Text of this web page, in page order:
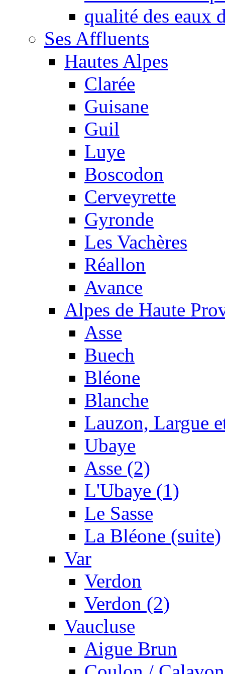
qualité des eaux
Ses Affluents
Hautes Alpes
Clarée
Guisane
Guil
Luye
Boscodon
Cerveyrette
Gyronde
Les Vachères
Réallon
Avance
Alpes de Haute
Asse
Buech
Bléone
Blanche
Lauzon, Largue
Ubaye
Asse (2)
L'Ubaye (1)
Le Sasse
La Bléone (suite)
Var
Verdon
Verdon (2)
Vaucluse
Aigue Brun